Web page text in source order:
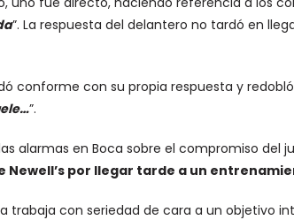
”. La respuesta del delantero no tardó en
conforme con su propia respuesta y
”.
alarmas en Boca sobre el compromiso del
por llegar tarde a un
trabaja con seriedad de cara a un objetivo